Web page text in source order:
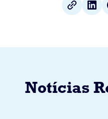
Notícias